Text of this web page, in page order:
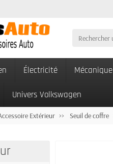
Électricité Mécanique
Univers Volkswagen
Extérieur Seuil de coffre